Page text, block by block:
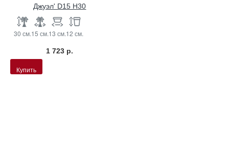
Джуэл' D15 H30
30 см.15 см.13 см.12 см.
1 723 р.
Купить